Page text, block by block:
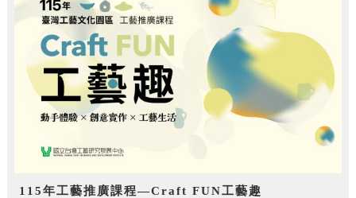
115年工藝推廣課程—Craft FUN工藝趣